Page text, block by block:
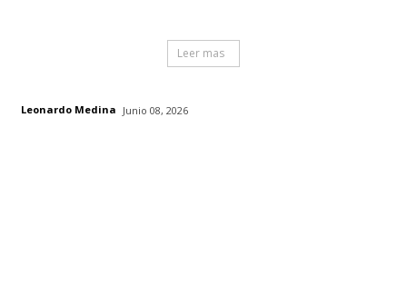
Leer mas
Leonardo Medina Junio 08, 2026